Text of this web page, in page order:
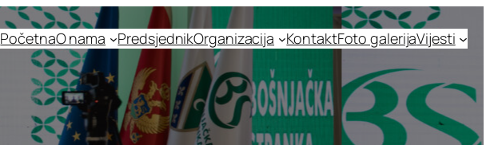
PočetnaO nama PredsjednikOrganizacija KontaktFoto galerijaVijesti